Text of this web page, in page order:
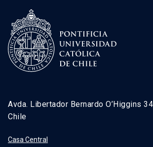
Avda. Libertador Bernardo O’Higgins
Chile
Casa Central